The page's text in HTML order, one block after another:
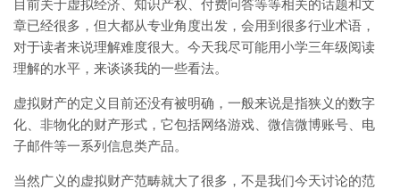
目前关于虚拟经济、知识产权、付费问答等等相关的话题和文
章已经很多，但大都从专业角度出发，会用到很多行业术语，
对于读者来说理解难度很大。今天我尽可能用小学三年级阅读
理解的水平，来谈谈我的一些看法。
虚拟财产的定义目前还没有被明确，一般来说是指狭义的数字
化、非物化的财产形式，它包括网络游戏、微信微博账号、电
子邮件等一系列信息类产品。
当然广义的虚拟财产范畴就大了很多，不是我们今天讨论的范